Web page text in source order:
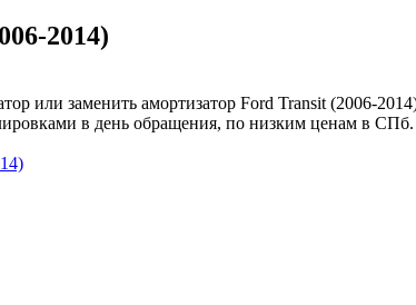
2014)
или заменить амортизатор Ford Transit (2006-
в день обращения, по низким ценам в СПб.